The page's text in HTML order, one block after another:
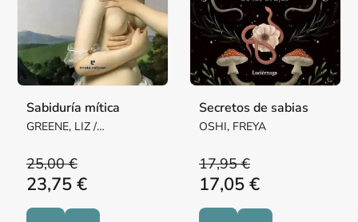
Sabiduría mítica
GREENE, LIZ /
JULIET
25,00 €
23,75 €
Secretos de sabias
OSHI, FREYA
17,95 €
17,05 €